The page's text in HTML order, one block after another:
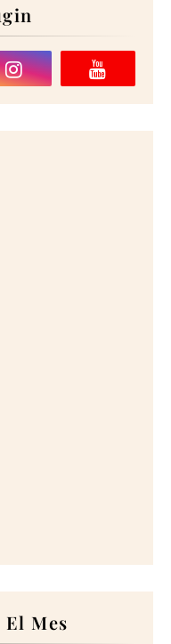
Mes